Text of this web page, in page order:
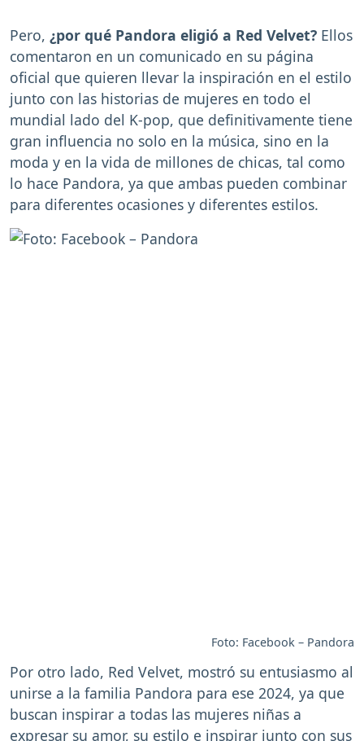
Pero, ¿por qué Pandora eligió a Red Velvet? Ellos
comentaron en un comunicado en su página
oficial que quieren llevar la inspiración en el estilo
junto con las historias de mujeres en todo el
mundial lado del K-pop, que definitivamente tiene
gran influencia no solo en la música, sino en la
moda y en la vida de millones de chicas, tal como
lo hace Pandora, ya que ambas pueden combinar
para diferentes ocasiones y diferentes estilos.
Foto: Facebook – Pandora
Por otro lado, Red Velvet, mostró su entusiasmo al
unirse a la familia Pandora para ese 2024, ya que
buscan inspirar a todas las mujeres niñas a
expresar su amor, su estilo e inspirar junto con sus